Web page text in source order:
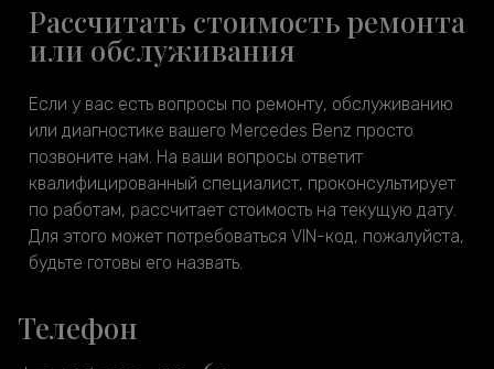
Рассчитать стоимость ремонта
или обслуживания
Если у вас есть вопросы по ремонту, обслуживанию
или диагностике вашего Mercedes Benz просто
позвоните нам. На ваши вопросы ответит
квалифицированный специалист, проконсультирует
по работам, рассчитает стоимость на текущую дату.
Для этого может потребоваться VIN-код, пожалуйста,
будьте готовы его назвать.
Телефон